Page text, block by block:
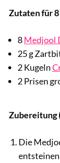
Zutaten für
8Medjool
25 g
2 Kugeln
2 Prisen
Zubereitung
Die